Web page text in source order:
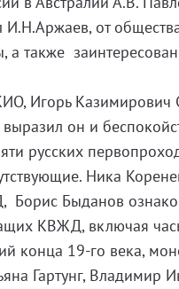
И.Н.Аржаев, от
также
Игорь
он и
русских
Ника
Быданов
КВЖД, включая
конца 19-го века,
Гартунг, Владимир